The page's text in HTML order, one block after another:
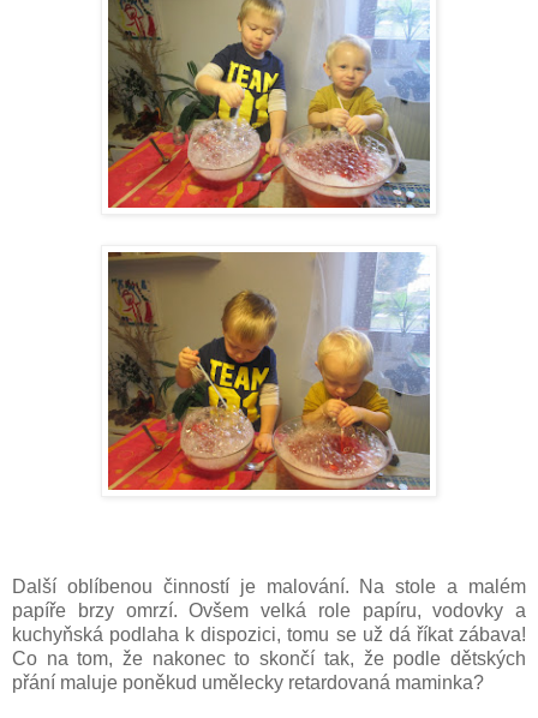
Další oblíbenou činností je malování. Na stole a malém
papíře brzy omrzí. Ovšem velká role papíru, vodovky a
kuchyňská podlaha k dispozici, tomu se už dá říkat zábava!
Co na tom, že nakonec to skončí tak, že podle dětských
přání maluje poněkud umělecky retardovaná maminka?